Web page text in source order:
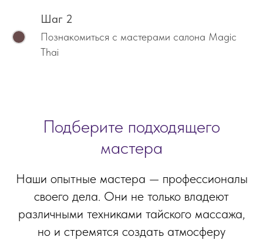
Шаг 2
Познакомиться с мастерами салона Magic
Thai
Подберите подходящего
мастера
Наши опытные мастера — профессионалы
своего дела. Они не только владеют
различными техниками тайского массажа,
но и стремятся создать атмосферу